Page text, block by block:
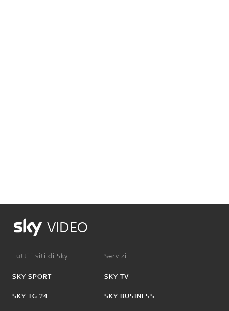
VIDEO
Tutti i siti di Sky:
SKY SPORT
SKY TG 24
Servizi:
SKY TV
SKY BUSINESS